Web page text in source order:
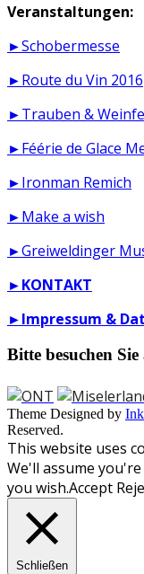
Veranstaltungen:
►Schobermesse
►Route du Vin 2016
►Trauben &
►Féérie de Glace
►Ironman Remich
►Make a wish
►Greiweldinger
►KONTAKT
►Impressum &
Bitte besuchen Sie
Theme Designed by
Reserved.
This website uses
We'll assume
you wish.Accept
Schließen